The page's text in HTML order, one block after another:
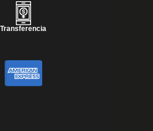
Transferencia